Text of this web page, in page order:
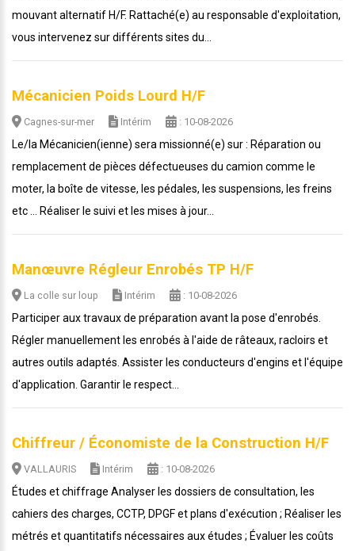
mouvant alternatif H/F. Rattaché(e) au responsable d'exploitation,
vous intervenez sur différents sites du...
Mécanicien Poids Lourd H/F
Cagnes-sur-mer Intérim : 10-08-2026
Le/la Mécanicien(ienne) sera missionné(e) sur : Réparation ou
remplacement de pièces défectueuses du camion comme le
moter, la boîte de vitesse, les pédales, les suspensions, les freins
etc ... Réaliser le suivi et les mises à jour...
Manœuvre Régleur Enrobés TP H/F
La colle sur loup Intérim : 10-08-2026
Participer aux travaux de préparation avant la pose d'enrobés.
Régler manuellement les enrobés à l'aide de râteaux, racloirs et
autres outils adaptés. Assister les conducteurs d'engins et l'équipe
d'application. Garantir le respect...
Chiffreur / Économiste de la Construction H/F
VALLAURIS Intérim : 10-08-2026
Études et chiffrage Analyser les dossiers de consultation, les
cahiers des charges, CCTP, DPGF et plans d'exécution ; Réaliser les
métrés et quantitatifs nécessaires aux études ; Évaluer les coûts